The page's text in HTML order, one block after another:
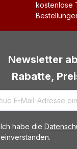
kostenlose
Newsletter
Rabatte,
Ich habe die
einverstanden.